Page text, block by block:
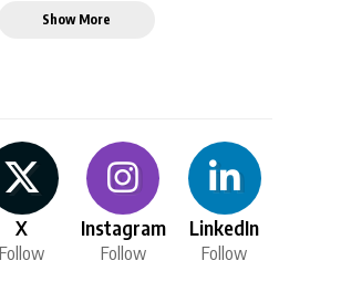
Show More
X
Follow
Instagram
Follow
LinkedIn
Follow